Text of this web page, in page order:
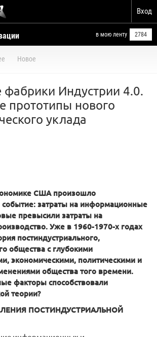
Вход
в мою ленту 2784
Новое
Индустрии 4.0.
прототипы нового
уклада
США произошло
событие: затраты на информационные
превысили затраты на
Уже в 1960-1970-х годах
постиндустриального,
общества с глубокими
экономическими, политическими и
общества того времени.
факторы способствовали
теории?
ПОСТИНДУСТРИАЛЬНОЙ